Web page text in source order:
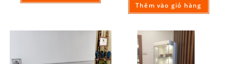
Thêm vào giỏ hàng